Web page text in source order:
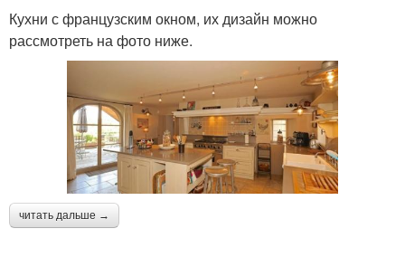
Кухни с французским окном, их дизайн можно
рассмотреть на фото ниже.
читать дальше →